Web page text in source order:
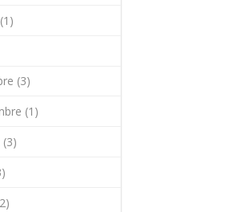
(3)
(1)